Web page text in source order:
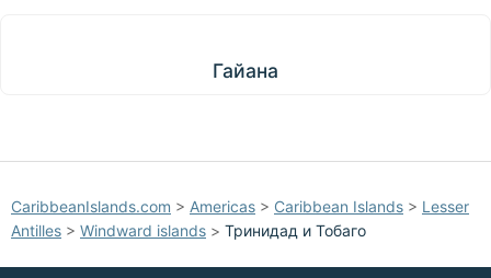
Гайана
CaribbeanIslands.com > Americas > Caribbean Islands > Lesser
Antilles > Windward islands > Тринидад и Тобаго